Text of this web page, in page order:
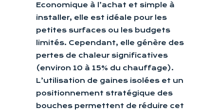
Economique à l’achat et simple à
installer, elle est idéale pour les
petites surfaces ou les budgets
limités. Cependant, elle génère des
pertes de chaleur significatives
(environ 10 à 15% du chauffage).
L’utilisation de gaines isolées et un
positionnement stratégique des
bouches permettent de réduire cet